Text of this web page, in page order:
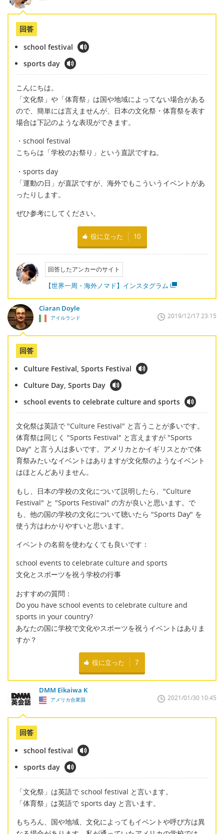
回答
school festival
sports day
こんにちは。
「文化祭」や「体育祭」は国や地域によってない場合がある
ので、簡単には言えませんが、日本の文化祭・体育祭を表す
場合は下記のような表現ができます。
・school festival
こちらは「学校のお祭り」という直訳ですね。
・sports day
「運動の日」が直訳ですが、海外でもこういうイベントがあ
ったりします。
ぜひ参考にしてください。
役に立った 10
回答したアンカーのサイト
【世界一周・海外ノマド】インスタグラム
Ciaran Doyle
アイルランド 2019/12/17 23:15
回答
Culture Festival, Sports Festival
Culture Day, Sports Day
school events to celebrate culture and sports
文化祭は英語で "Culture Festival" と言うことが多いです。
体育祭は同じく "Sports Festival" と言えますが "Sports
Day" と言う人は多いです。アメリカとかイギリスとかで体
育祭みたいなイベントはありますが文化祭のようなイベント
はほとんどありません。
もし、日本の学校の文化について説明したら、"Culture
Festival" と "Sports Festival" の方が良いと思います。で
も、他の国の学校の文化について聴いたら "Sports Day" を
使う方はわかりやすいと思います。
イベントの名前を使わなくても良いです：
school events to celebrate culture and sports
文化とスポーツを祝う学校の行事
おすすめの質問：
Do you have school events to celebrate culture and
sports in your country?
あなたの国に学校で文化やスポーツを祝うイベントはありま
すか？
役に立った 7
DMM Eikaiwa K
アメリカ合衆国 2021/01/30 10:45
回答
school festival
sports day
「文化祭」は英語で school festival と言います。
「体育祭」は英語で sports day と言います。
もちろん、国や地域、文化によってもイベントや呼び方は異